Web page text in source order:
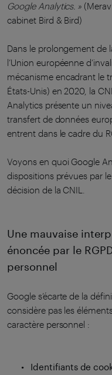
Google Analytics. »
cabinet Bird & Bird)
Dans le prolongement de
l’Union européenne
mécanisme encadrant le
États-Unis) en 2020, la
Analytics présente un
transfert de données
entrent dans le cadre du
Voyons en quoi Google
dispositions prévues par
décision de la CNIL.
Une mauvaise
énoncée par le
personnel
Google s’écarte de la
considère pas les
caractère personnel :
Identifiants de